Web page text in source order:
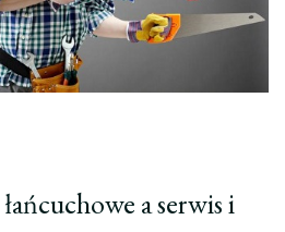
a serwis i